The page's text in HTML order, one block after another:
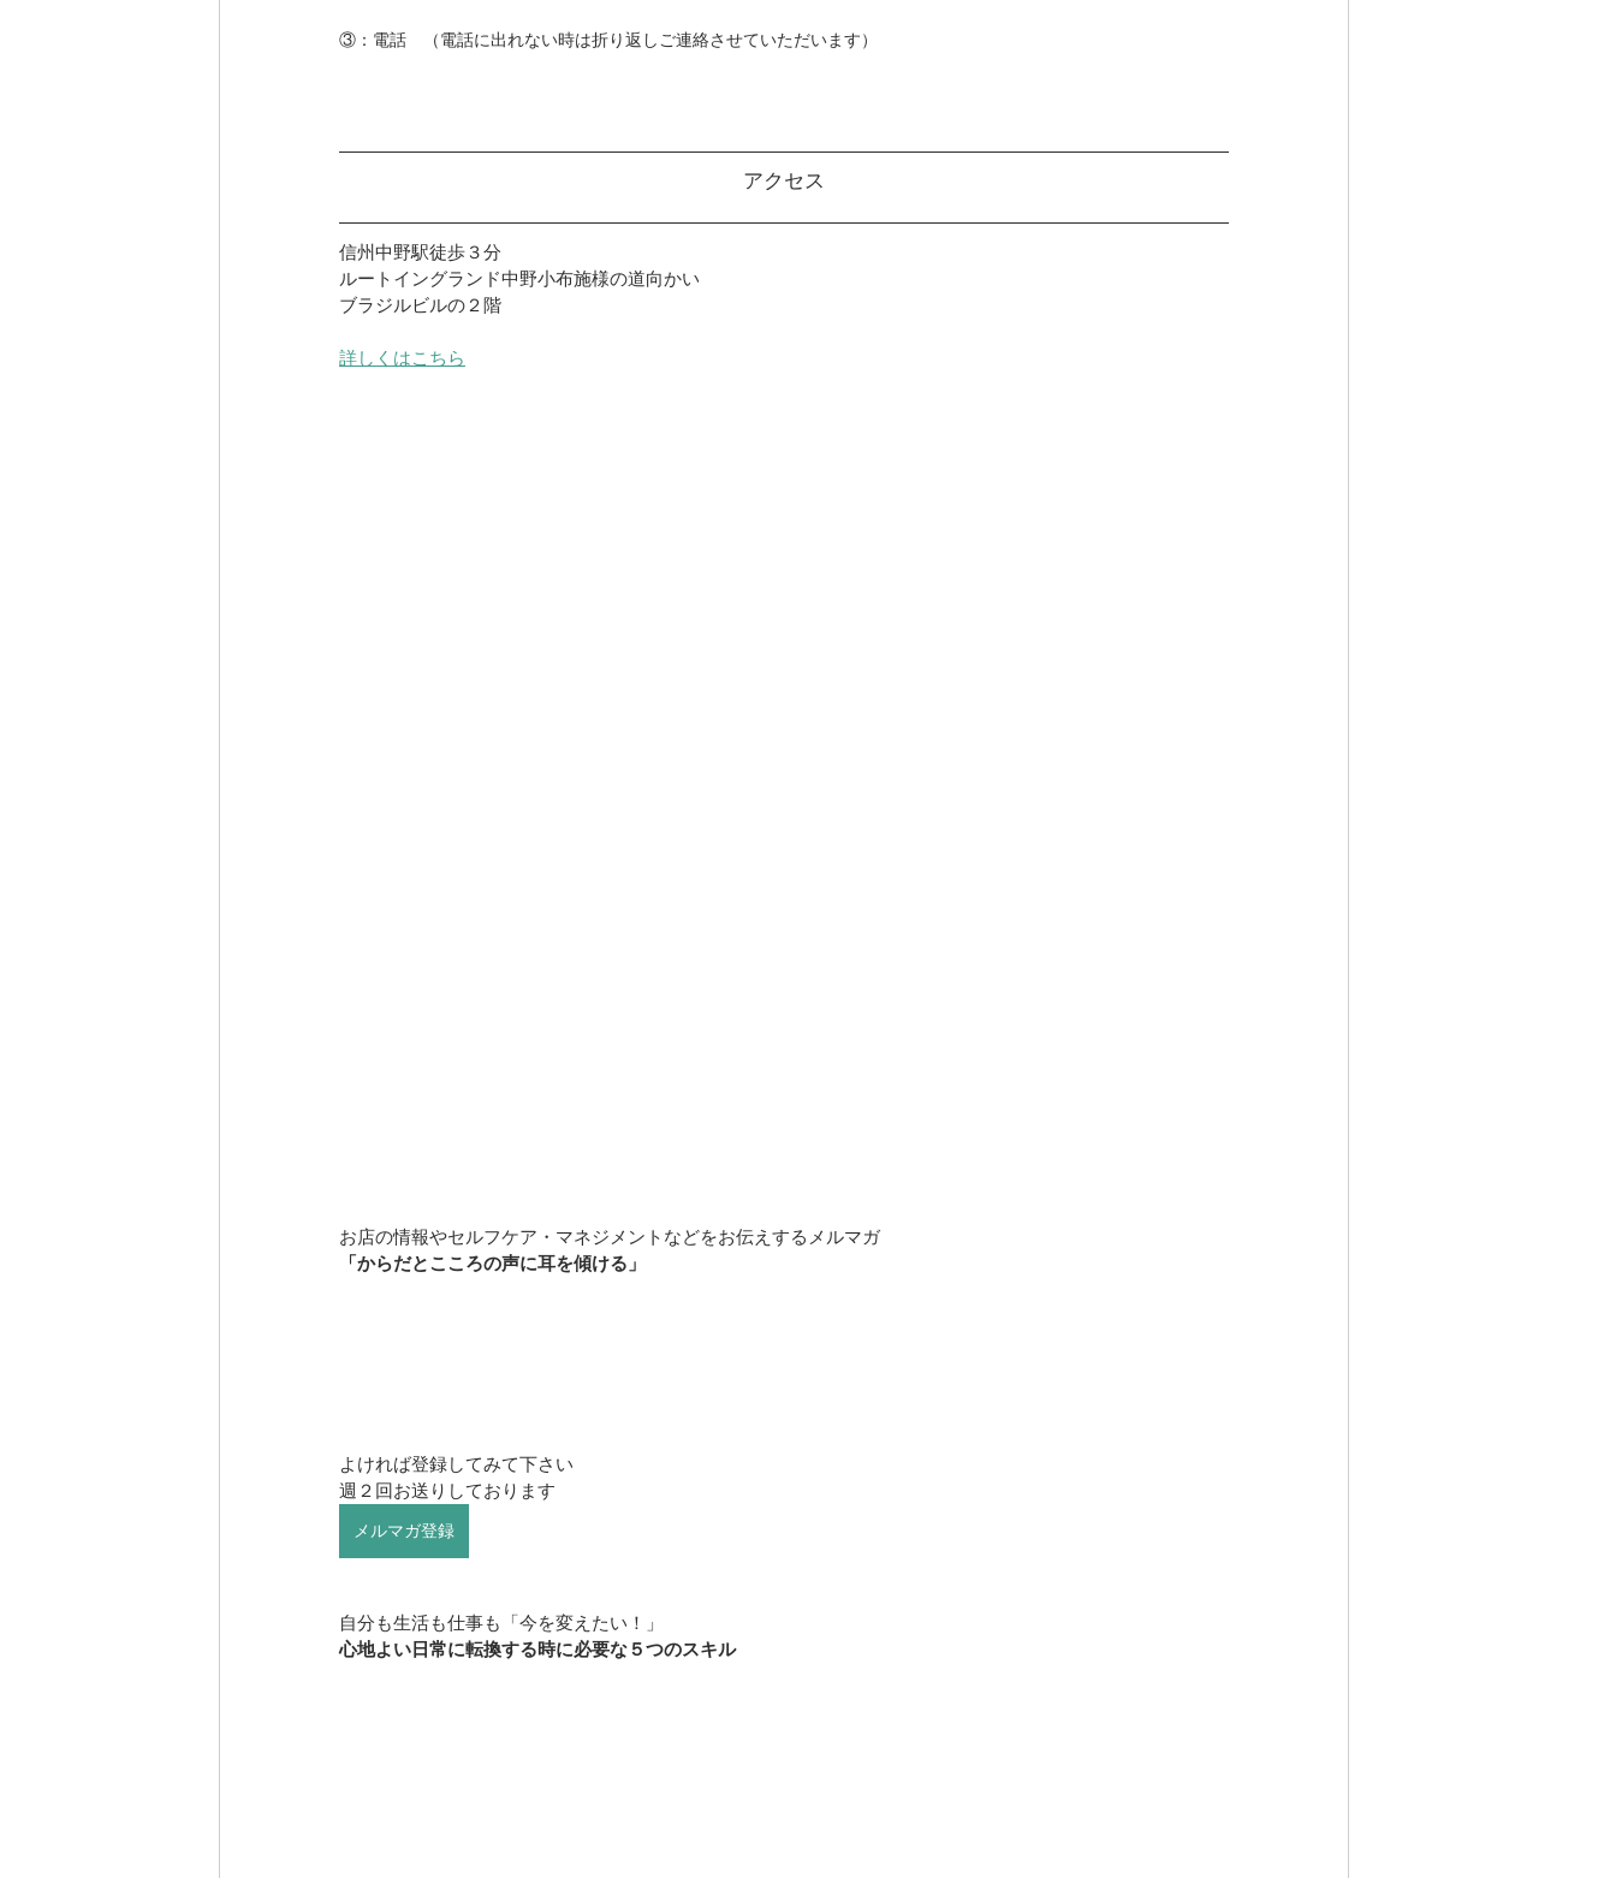
③：電話　（電話に出れない時は折り返しご連絡させていただいます）
アクセス
信州中野駅徒歩３分
ルートイングランド中野小布施様の道向かい
ブラジルビルの２階
詳しくはこちら
お店の情報やセルフケア・マネジメントなどをお伝えするメルマガ
「からだとこころの声に耳を傾ける」
よければ登録してみて下さい
週２回お送りしております
メルマガ登録
自分も生活も仕事も「今を変えたい！」
心地よい日常に転換する時に必要な５つのスキル